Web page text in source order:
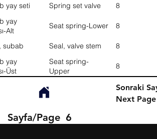
yay seti Spring set valve 8
yay
Alt
Seat spring-Lower 8
subab Seal, valve stem 8
yay
Üst
Seat spring-
Upper
8
Sonraki
Next Page
Sayfa/Page 6